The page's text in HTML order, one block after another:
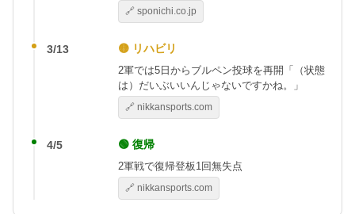
🔗 sponichi.co.jp
3/13 🟡 リハビリ
2軍では5日からブルペン投球を再開「（状態
は）だいぶいいんじゃないですかね。」
🔗 nikkansports.com
4/5 🟢 復帰
2軍戦で復帰登板1回無失点
🔗 nikkansports.com